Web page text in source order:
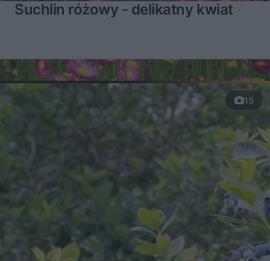
Suchlin różowy - delikatny kwiat
15